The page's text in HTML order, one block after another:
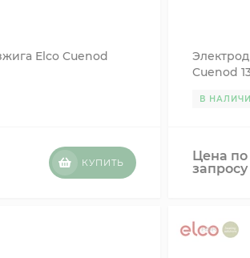
Elco Cuenod
КУПИТЬ
Cuenod
В
Цена по
запросу